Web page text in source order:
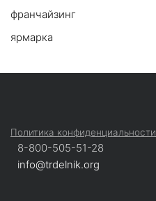
франчайзинг
ярмарка
Политика конфиденциальности
8-800-505-51-28
info@trdelnik.org